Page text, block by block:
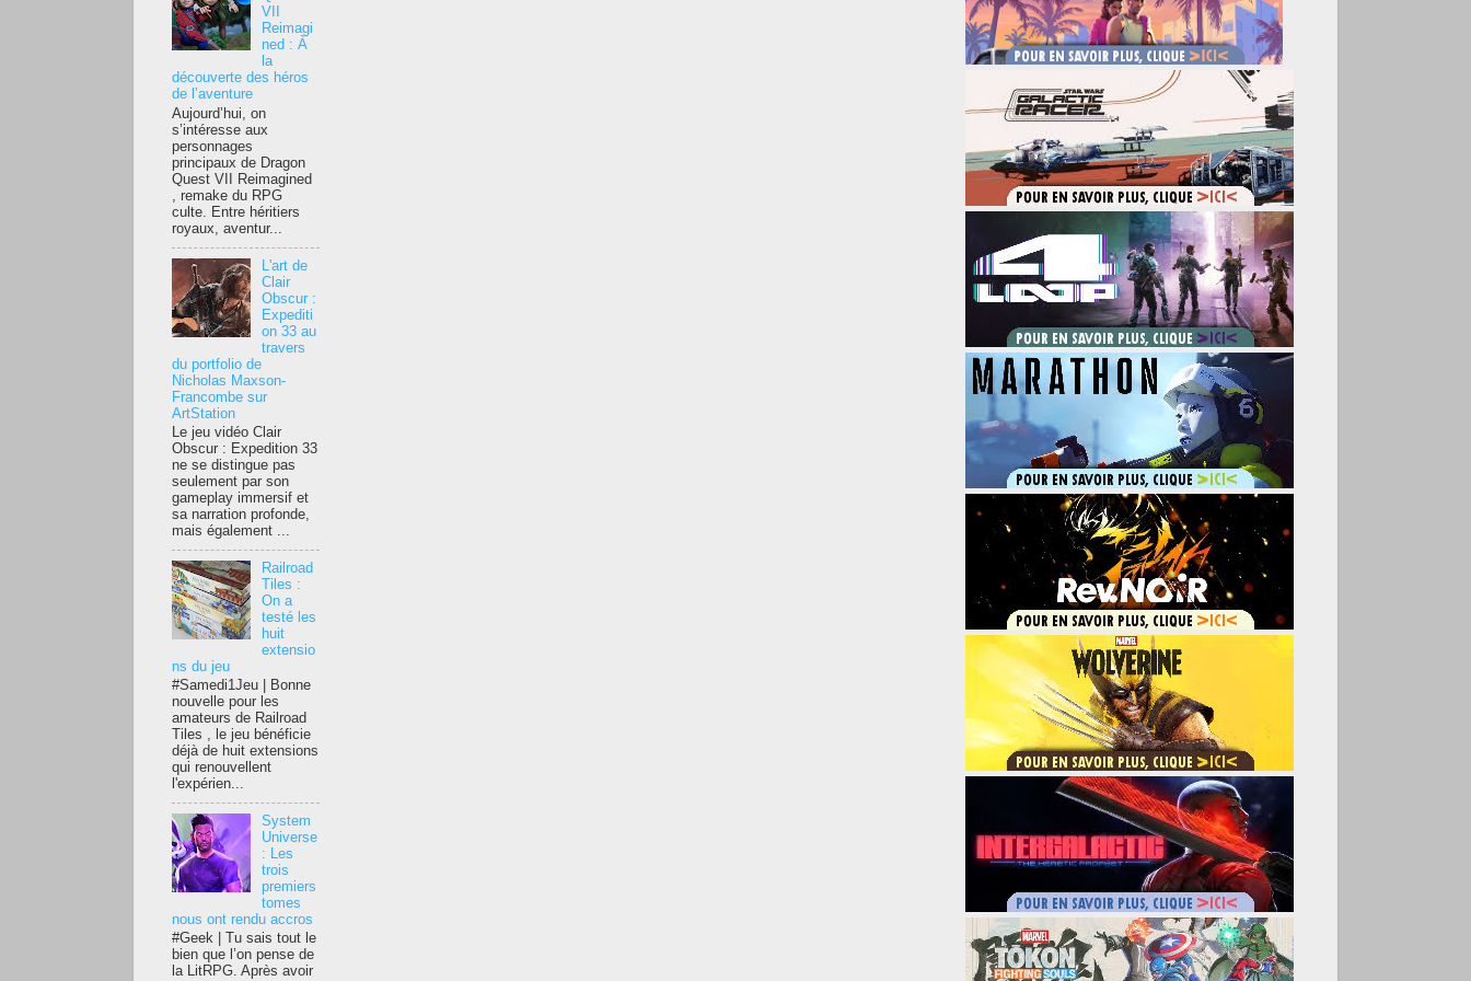
VII
Reimagi
ned : À
la
découverte des héros
de l’aventure
Aujourd’hui, on
s’intéresse aux
personnages
principaux de Dragon
Quest VII Reimagined
, remake du RPG
culte. Entre héritiers
royaux, aventur...
L'art de
Clair
Obscur :
Expediti
on 33 au
travers
du portfolio de
Nicholas Maxson-
Francombe sur
ArtStation
Le jeu vidéo Clair
Obscur : Expedition 33
ne se distingue pas
seulement par son
gameplay immersif et
sa narration profonde,
mais également ...
Railroad
Tiles :
On a
testé les
huit
extensio
ns du jeu
#Samedi1Jeu | Bonne
nouvelle pour les
amateurs de Railroad
Tiles , le jeu bénéficie
déjà de huit extensions
qui renouvellent
l'expérien...
System
Universe
: Les
trois
premiers
tomes
nous ont rendu accros
#Geek | Tu sais tout le
bien que l’on pense de
la LitRPG. Après avoir